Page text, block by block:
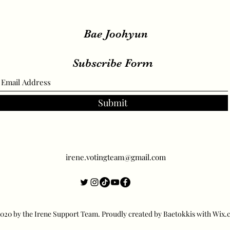
Bae Joohyun
Subscribe Form
Submit
irene.votingteam@gmail.com
by the Irene Support Team. Proudly created by Baetokkis with